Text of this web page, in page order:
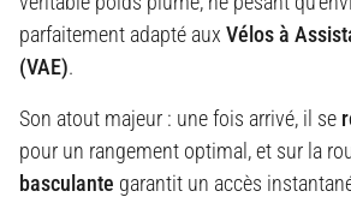
parfaitement adapté aux Vélos à
(VAE).
Son atout majeur : une fois arrivé, il se
pour un rangement optimal, et sur la
basculante garantit un accès